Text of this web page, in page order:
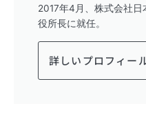
2017年4月、株式会社
役所長に就任。
詳しいプロフィー